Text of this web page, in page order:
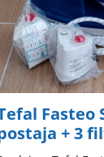
Fasteo
+ 3